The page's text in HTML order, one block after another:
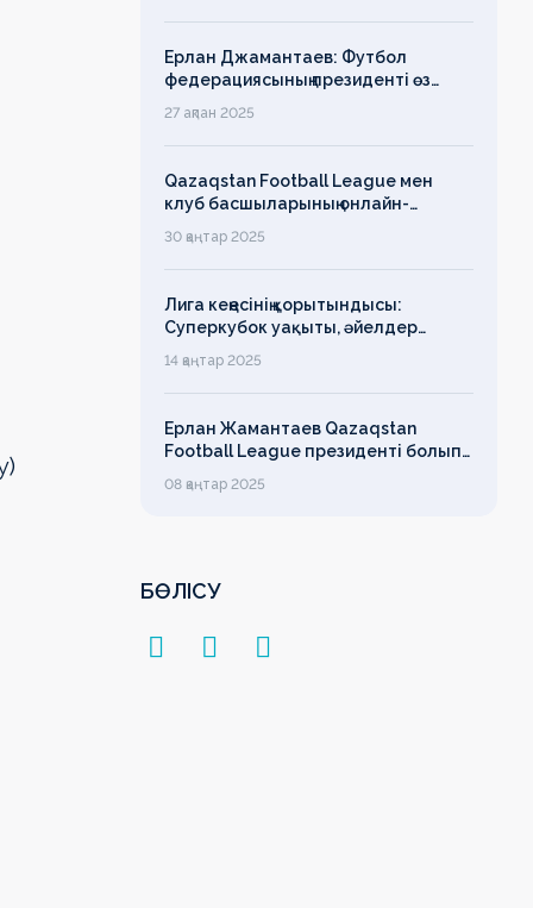
Ерлан Джамантаев: Футбол
федерациясының президенті өз
есімін қадірлейтінін айтқан еді,
алайда оның сөзі түкке тұрмайды!
27 ақпан 2025
Qazaqstan Football League мен
клуб басшыларының онлайн-
конференциясының қорытындысы
бойынша баспасөз-релизі
30 қаңтар 2025
Лига кеңесінің қорытындысы:
Суперкубок уақыты, әйелдер
футболының дамуы, легионерлерге
лимит
14 қаңтар 2025
Ерлан Жамантаев Qazaqstan
Football League президенті болып
сайланды
08 қаңтар 2025
БӨЛІСУ